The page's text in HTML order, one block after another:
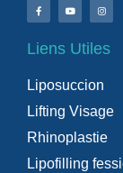
Liens Utiles
Liposuccion
Lifting Visage
Rhinoplastie
Lipofilling